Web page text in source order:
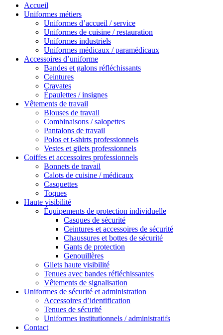
Accueil
Uniformes métiers
Uniformes d’accueil / service
Uniformes de cuisine / restauration
Uniformes industriels
Uniformes médicaux / paramédicaux
Accessoires d’uniforme
Bandes et galons réfléchissants
Ceintures
Cravates
Épaulettes / insignes
Vêtements de travail
Blouses de travail
Combinaisons / salopettes
Pantalons de travail
Polos et t-shirts professionnels
Vestes et gilets professionnels
Coiffes et accessoires professionnels
Bonnets de travail
Calots de cuisine / médicaux
Casquettes
Toques
Haute visibilité
Équipements de protection individuelle
Casques de sécurité
Ceintures et accessoires de sécurité
Chaussures et bottes de sécurité
Gants de protection
Genouillères
Gilets haute visibilité
Tenues avec bandes réfléchissantes
Vêtements de signalisation
Uniformes de sécurité et administration
Accessoires d’identification
Tenues de sécurité
Uniformes institutionnels / administratifs
Contact